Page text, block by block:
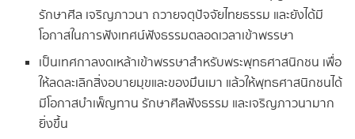
รักษาศีล เจริญภาวนา ถวายจตุปัจจัยไทยธรรม และยังได้มี
โอกาสในการฟังเทศน์ฟังธรรมตลอดเวลาเข้าพรรษา
เป็นเทศกาลงดเหล้าเข้าพรรษาสำหรับพระพุทธศาสนิกชน เพื่อ
ให้ลดละเลิกสิ่งอบายมุขและของมึนเมา แล้วให้พุทธศาสนิกชนได้
มีโอกาสบำเพ็ญทาน รักษาศีลฟังธรรม และเจริญภาวนามาก
ยิ่งขึ้น